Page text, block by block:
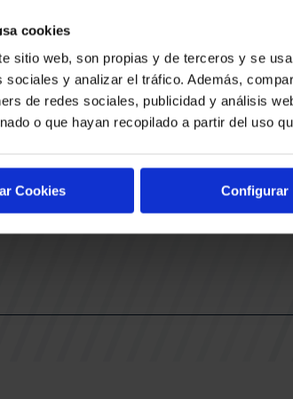
cookies
sitio web, son propias y de terceros y se
sociales y analizar el tráfico. Además,
de redes sociales, publicidad y análisis
o que hayan recopilado a partir del uso
Cookies Configurar
del SASKI